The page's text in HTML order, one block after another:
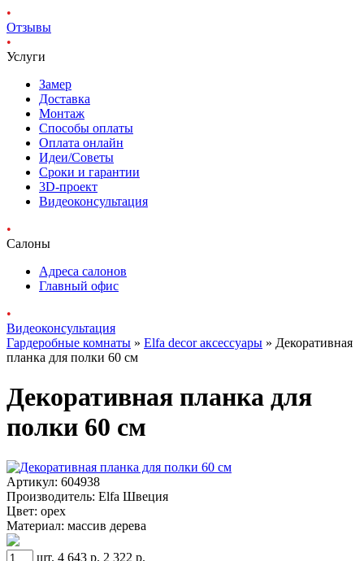
•
Отзывы
•
Услуги
Замер
Доставка
Монтаж
Способы оплаты
Оплата онлайн
Идеи/Советы
Сроки и гарантии
3D-проект
Видеоконсультация
•
Салоны
Адреса салонов
Главный офис
•
Видеоконсультация
Гардеробные комнаты » Elfa decor аксессуары » Декоративная
планка для полки 60 см
Декоративная планка для
полки 60 см
Артикул: 604938
Производитель: Elfa Швеция
Цвет: орех
Материал: массив дерева
шт. 4 643 р. 2 322 р.